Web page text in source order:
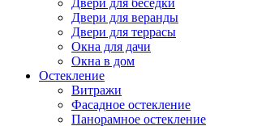
Двери для веранды
Двери для террасы
Окна для дачи
Окна в дом
Остекление
Витражи
Фасадное остекление
Панорамное остекление